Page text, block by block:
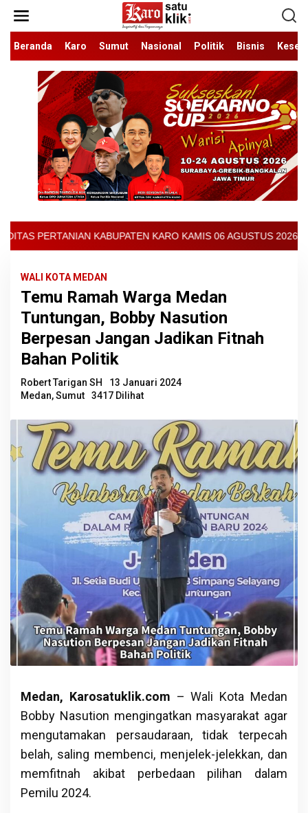
konten
Beranda
Karo Sumut Nasional Politik Bisnis
KARO KAMIS 06 AGUSTUS 2026 - ARCIS
WALI KOTA MEDAN
Temu Ramah Warga Medan
Tuntungan, Bobby Nasution
Berpesan Jangan Jadikan Fitnah
Bahan Politik
Robert Tarigan SH
13 Januari 2024
Medan,Sumut 3417 Dilihat
Medan, Karosatuklik.com – Wali Kota Medan
Bobby Nasution mengingatkan masyarakat agar
mengutamakan persaudaraan, tidak terpecah
belah, saling membenci, menjelek-jelekkan, dan
memfitnah akibat perbedaan pilihan dalam
Pemilu 2024.